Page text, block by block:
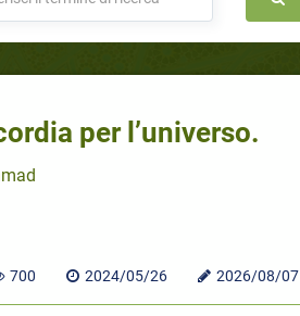
per l’universo.
700 2024/05/26 2026/08/07